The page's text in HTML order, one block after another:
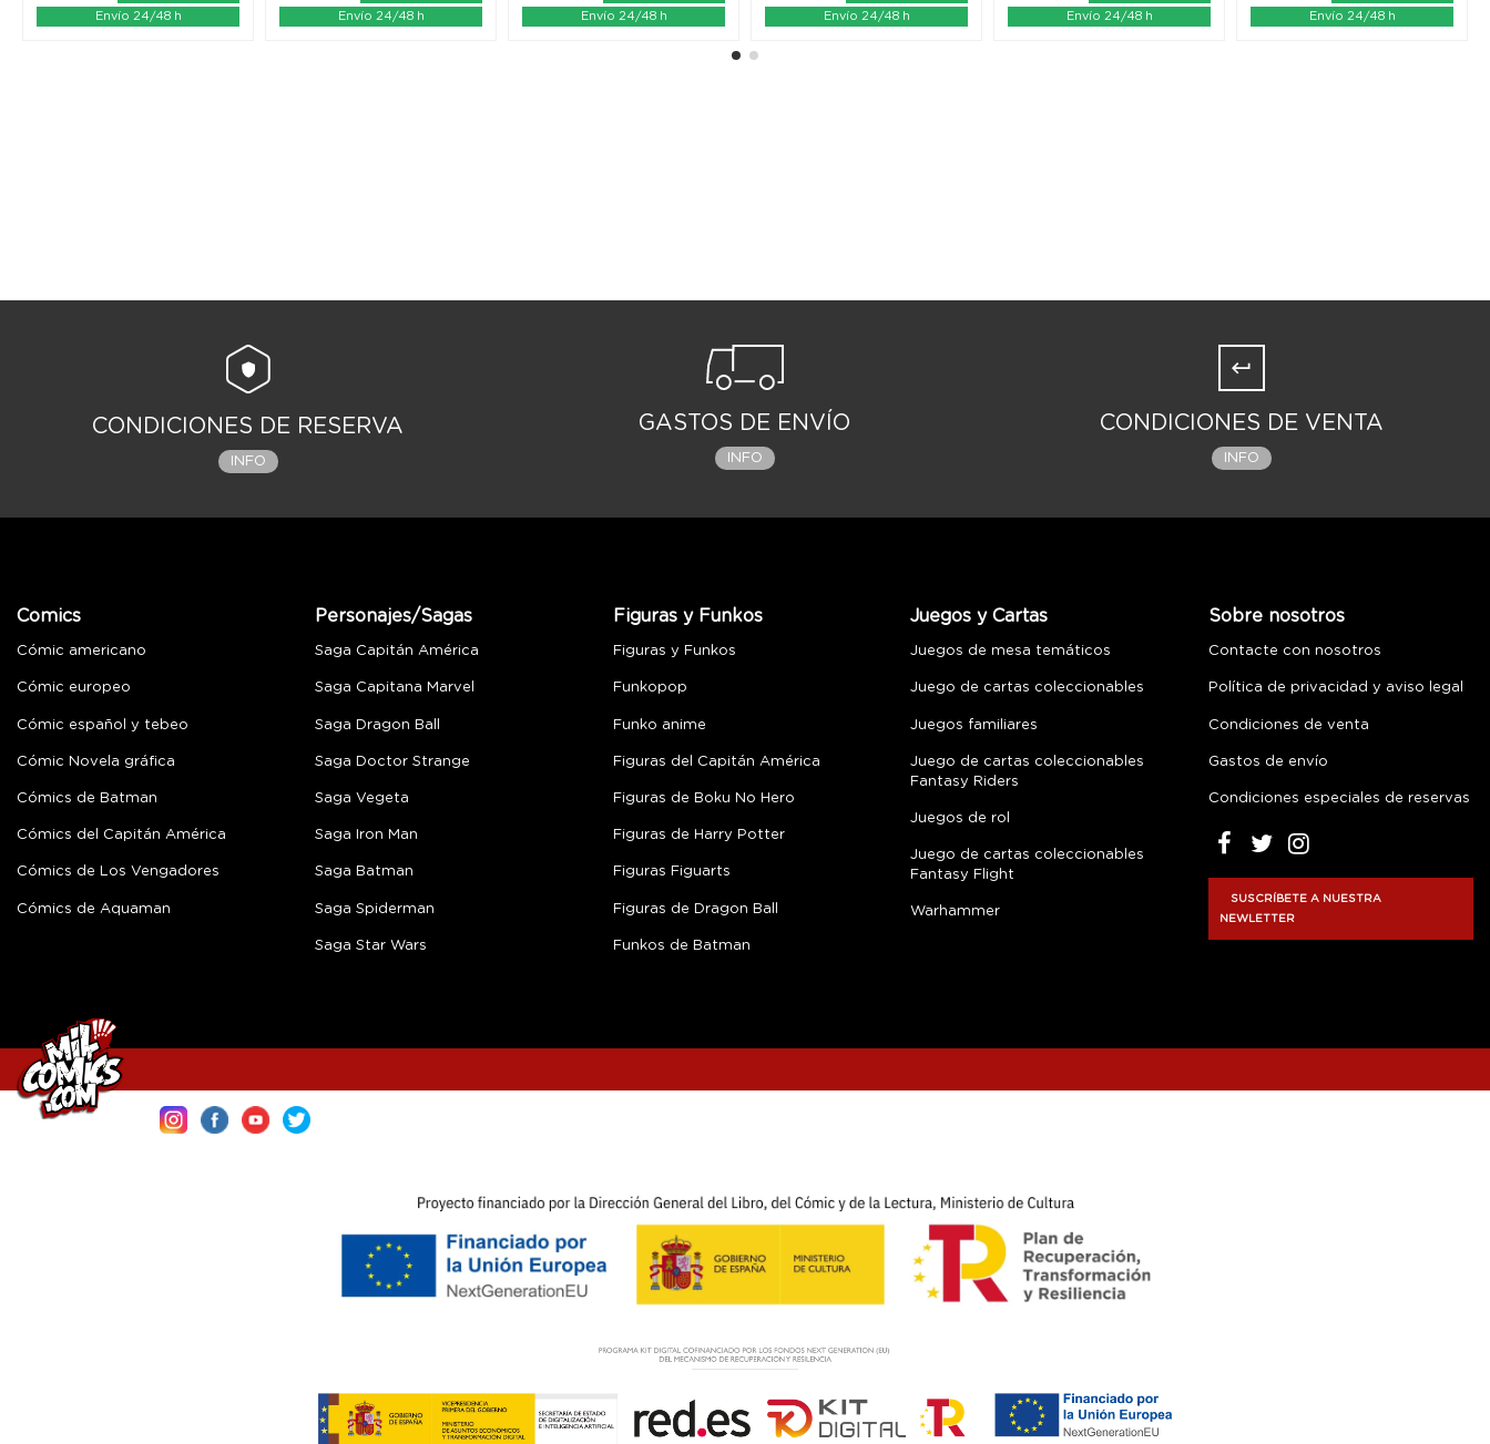
Envío 24/48 h Envío 24/48 h Envío 24/48 h Envío 24/48 h Envío 24/48 h Envío 24/48 h
CONDICIONES DE RESERVA
INFO
GASTOS DE ENVÍO
INFO
CONDICIONES DE VENTA
INFO
Comics
Cómic americano
Cómic europeo
Cómic español y tebeo
Cómic Novela gráfica
Cómics de Batman
Cómics del Capitán América
Cómics de Los Vengadores
Cómics de Aquaman
Personajes/Sagas
Saga Capitán América
Saga Capitana Marvel
Saga Dragon Ball
Saga Doctor Strange
Saga Vegeta
Saga Iron Man
Saga Batman
Saga Spiderman
Saga Star Wars
Figuras y Funkos
Figuras y Funkos
Funkopop
Funko anime
Figuras del Capitán América
Figuras de Boku No Hero
Figuras de Harry Potter
Figuras Figuarts
Figuras de Dragon Ball
Funkos de Batman
Juegos y Cartas
Juegos de mesa temáticos
Juego de cartas coleccionables
Juegos familiares
Juego de cartas coleccionables
Fantasy Riders
Juegos de rol
Juego de cartas coleccionables
Fantasy Flight
Warhammer
Sobre nosotros
Contacte con nosotros
Política de privacidad y aviso legal
Condiciones de venta
Gastos de envío
Condiciones especiales de reservas
SUSCRÍBETE A NUESTRA
NEWLETTER